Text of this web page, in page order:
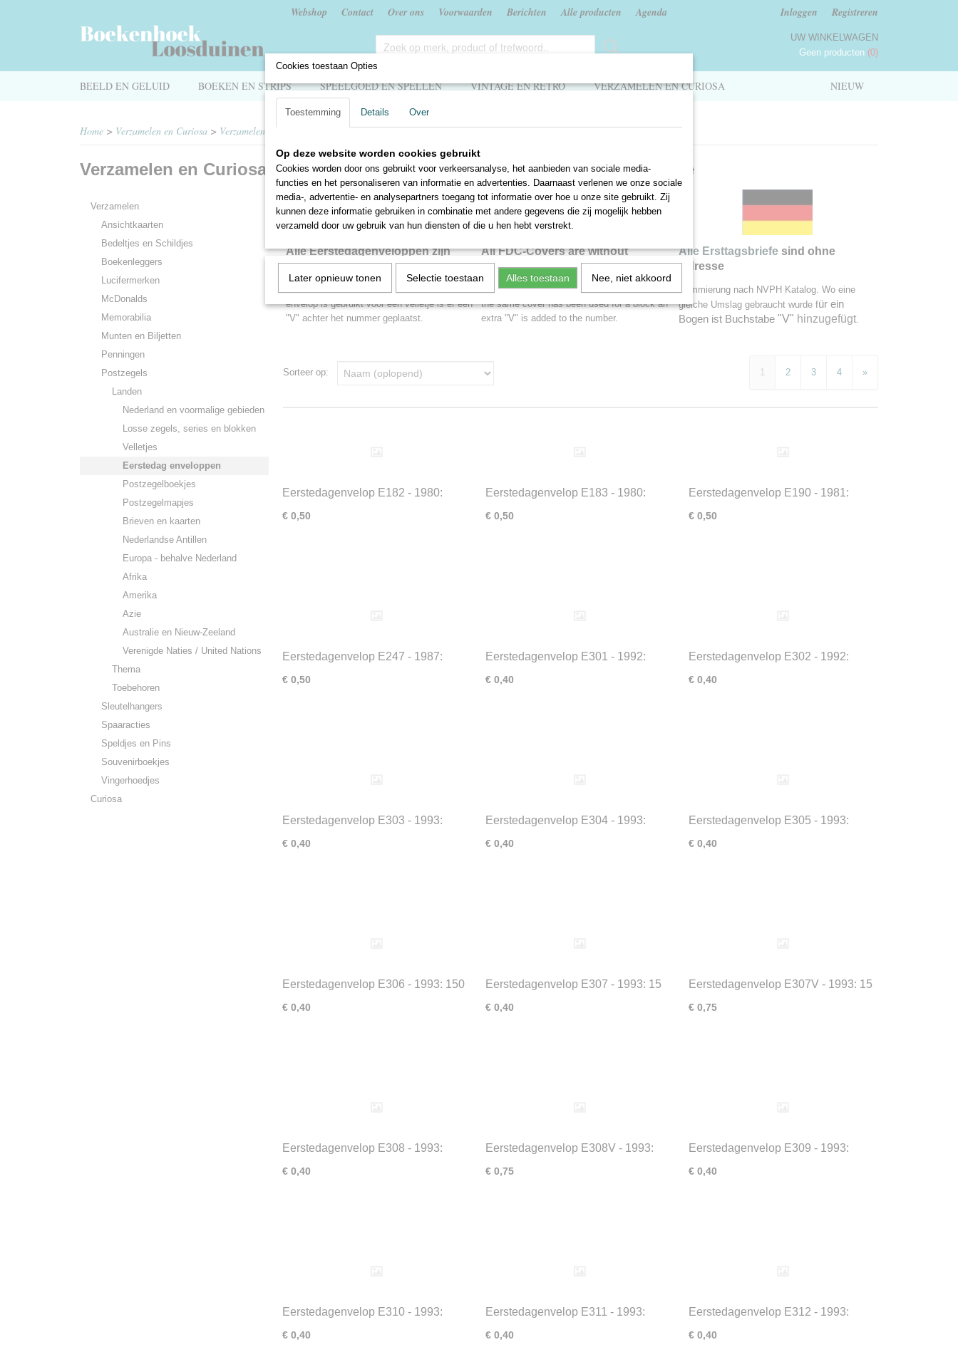
Webshop Contact Over ons Voorwaarden Berichten Alle producten Agenda Inloggen Registreren
UW WINKELWAGEN
Geen producten (0)
NIEUW
BEELD EN GELUID BOEKEN EN STRIPS SPEELGOED EN SPELLEN VINTAGE EN RETRO VERZAMELEN EN CURIOSA
Home > Verzamelen en Curiosa > Verzamelen > Landen>Nederland en voormalige gebieden>Eerstedag enveloppen
Verzamelen en Curiosa
Verzamelen
Ansichtkaarten
Bedeltjes en Schildjes
Boekenleggers
Lucifermerken
McDonalds
Memorabilia
Munten en Biljetten
Penningen
Postzegels
Landen
Nederland en voormalige gebieden
Losse zegels, series en blokken
Velletjes
Eerstedag enveloppen
Postzegelboekjes
Postzegelmapjes
Brieven en kaarten
Nederlandse Antillen
Europa - behalve Nederland
Afrika
Amerika
Azie
Australie en Nieuw-Zeeland
Verenigde Naties / United Nations
Thema
Toebehoren
Sleutelhangers
Spaaracties
Speldjes en Pins
Souvenirboekjes
Vingerhoedjes
Curiosa
Eerstedag enveloppen / FDC covers / Ersttagbriefe
Alle Eerstedagenveloppen zijn
zonder adres
Nummering volgens NVPH. Waar eenzelfde
envelop is gebruikt voor een velletje is er een
"V" achter het nummer geplaatst.
All FDC-Covers are without
address
Numbering according NVPH catalogue. When
the same cover has been used for a block an
extra "V" is added to the number.
Alle Ersttagsbriefe sind ohne
Adresse
Nummierung nach NVPH Katalog. Wo eine
gleiche Umslag gebraucht wurde für ein
Bogen ist Buchstabe "V" hinzugefügt.
Sorteer op: 1 2 3 4 »
Eerstedagenvelop E182 - 1980:
€ 0,50
Eerstedagenvelop E183 - 1980:
€ 0,50
Eerstedagenvelop E190 - 1981:
€ 0,50
Eerstedagenvelop E247 - 1987:
€ 0,50
Eerstedagenvelop E301 - 1992:
€ 0,40
Eerstedagenvelop E302 - 1992:
€ 0,40
Eerstedagenvelop E303 - 1993:
1893-1993
€ 0,40
Eerstedagenvelop E304 - 1993:
€ 0,40
Eerstedagenvelop E305 - 1993:
€ 0,40
Eerstedagenvelop E306 - 1993: 150
broederschap
€ 0,40
Eerstedagenvelop E307 - 1993: 15
€ 0,40
Eerstedagenvelop E307V - 1993: 15
(velletje)
€ 0,75
Eerstedagenvelop E308 - 1993:
€ 0,40
Eerstedagenvelop E308V - 1993:
€ 0,75
Eerstedagenvelop E309 - 1993:
€ 0,40
Eerstedagenvelop E310 - 1993:
€ 0,40
Eerstedagenvelop E311 - 1993:
€ 0,40
Eerstedagenvelop E312 - 1993:
€ 0,40
Cookies toestaan Opties
Toestemming Details Over
Op deze website worden cookies gebruikt
Cookies worden door ons gebruikt voor verkeersanalyse, het aanbieden van sociale media-
functies en het personaliseren van informatie en advertenties. Daarnaast verlenen we onze sociale
media-, advertentie- en analysepartners toegang tot informatie over hoe u onze site gebruikt. Zij
kunnen deze informatie gebruiken in combinatie met andere gegevens die zij mogelijk hebben
verzameld door uw gebruik van hun diensten of die u hen hebt verstrekt.
Later opnieuw tonen Selectie toestaan Alles toestaan Nee, niet akkoord